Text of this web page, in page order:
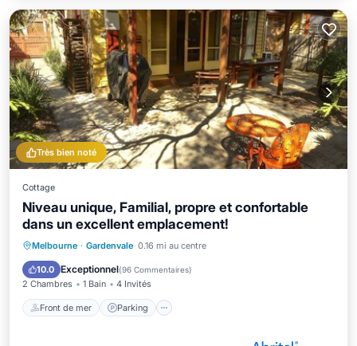
Très bien noté
Cottage
Niveau unique, Familial, propre et confortable
dans un excellent emplacement!
Melbourne · Gardenvale 0.16 mi au centre
10.0 Exceptionnel(96 Commentaires)
2 Chambres 1 Bain 4 Invités
Front de mer Parking
Front de mer
Parking
Vue sur l’océan
Balcon/Terrasse